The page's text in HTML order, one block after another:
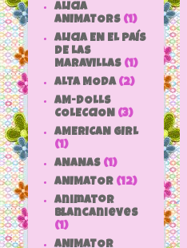
ALICIA
ANIMATORS (1)
ALICIA EN EL PAÍS
DE LAS
MARAVILLAS (1)
ALTA MODA (2)
AM-DOLLS
COLECCION (3)
AMERICAN GIRL
(1)
ANANAS (1)
ANIMATOR (12)
animator
blancanieves
(1)
ANIMATOR